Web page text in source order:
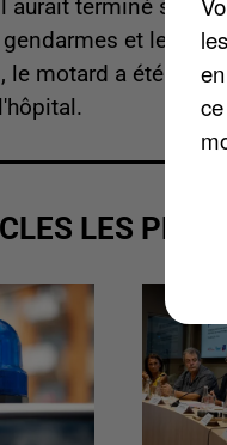
aurait terminé sa
et les
le motard a été
LES PLUS